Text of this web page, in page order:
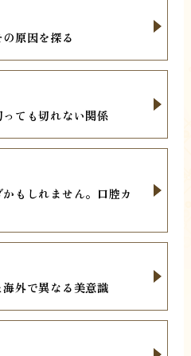
原因を探る
ても切れない関係
もしれません。口腔カ
外で異なる美意識